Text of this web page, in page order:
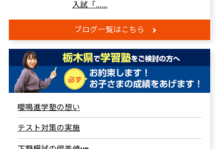
入試「……
ブログ一覧はこちら
嚶鳴進学塾の想い
テスト対策の実施